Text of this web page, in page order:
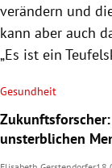
verändern und
kann aber auch
„Es ist ein
Gesundheit
Zukunftsforscher:
unsterblichen